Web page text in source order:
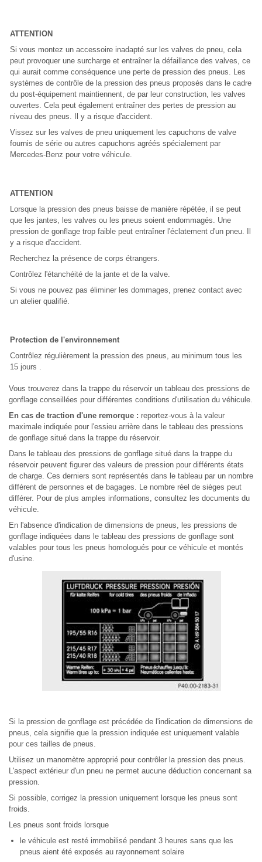
ATTENTION
Si vous montez un accessoire inadapté sur les valves de pneu, cela
peut provoquer une surcharge et entraîner la défaillance des valves, ce
qui aurait comme conséquence une perte de pression des pneus. Les
systèmes de contrôle de la pression des pneus proposés dans le cadre
du post-équipement maintiennent, de par leur construction, les valves
ouvertes. Cela peut également entraîner des pertes de pression au
niveau des pneus. Il y a risque d'accident.
Vissez sur les valves de pneu uniquement les capuchons de valve
fournis de série ou autres capuchons agréés spécialement par
Mercedes-Benz pour votre véhicule.
ATTENTION
Lorsque la pression des pneus baisse de manière répétée, il se peut
que les jantes, les valves ou les pneus soient endommagés. Une
pression de gonflage trop faible peut entraîner l'éclatement d'un pneu. Il
y a risque d'accident.
Recherchez la présence de corps étrangers.
Contrôlez l'étanchéité de la jante et de la valve.
Si vous ne pouvez pas éliminer les dommages, prenez contact avec
un atelier qualifié.
Protection de l'environnement
Contrôlez régulièrement la pression des pneus, au minimum tous les
15 jours .
Vous trouverez dans la trappe du réservoir un tableau des pressions de
gonflage conseillées pour différentes conditions d'utilisation du véhicule.
En cas de traction d'une remorque : reportez-vous à la valeur
maximale indiquée pour l'essieu arrière dans le tableau des pressions
de gonflage situé dans la trappe du réservoir.
Dans le tableau des pressions de gonflage situé dans la trappe du
réservoir peuvent figurer des valeurs de pression pour différents états
de charge. Ces derniers sont représentés dans le tableau par un nombre
différent de personnes et de bagages. Le nombre réel de sièges peut
différer. Pour de plus amples informations, consultez les documents du
véhicule.
En l'absence d'indication de dimensions de pneus, les pressions de
gonflage indiquées dans le tableau des pressions de gonflage sont
valables pour tous les pneus homologués pour ce véhicule et montés
d'usine.
Si la pression de gonflage est précédée de l'indication de dimensions de
pneus, cela signifie que la pression indiquée est uniquement valable
pour ces tailles de pneus.
Utilisez un manomètre approprié pour contrôler la pression des pneus.
L'aspect extérieur d'un pneu ne permet aucune déduction concernant sa
pression.
Si possible, corrigez la pression uniquement lorsque les pneus sont
froids.
Les pneus sont froids lorsque
le véhicule est resté immobilisé pendant 3 heures sans que les
pneus aient été exposés au rayonnement solaire